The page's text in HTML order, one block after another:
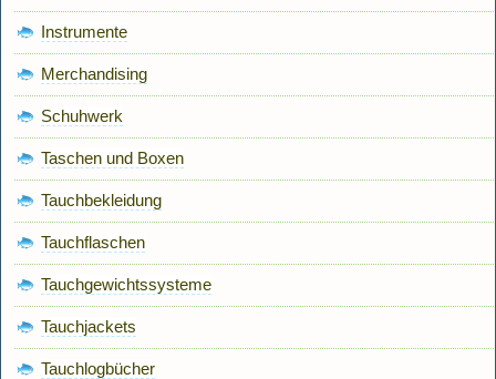
Instrumente
Merchandising
Schuhwerk
Taschen und Boxen
Tauchbekleidung
Tauchflaschen
Tauchgewichtssysteme
Tauchjackets
Tauchlogbücher